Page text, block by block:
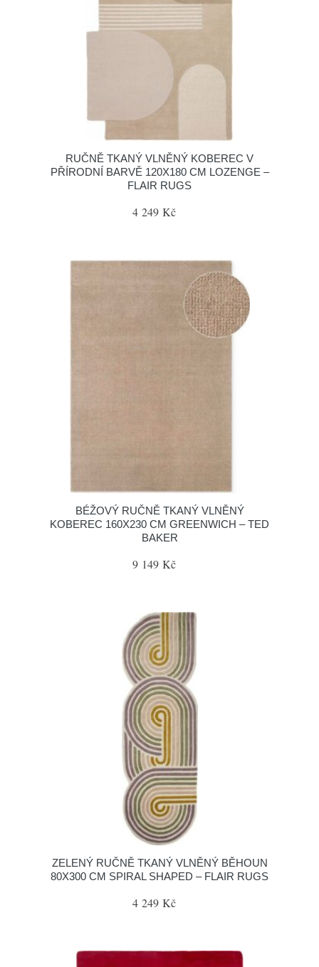
RUČNĚ TKANÝ VLNĚNÝ KOBEREC V
PŘÍRODNÍ BARVĚ 120X180 CM LOZENGE –
FLAIR RUGS
4 249 Kč
BÉŽOVÝ RUČNĚ TKANÝ VLNĚNÝ
KOBEREC 160X230 CM GREENWICH – TED
BAKER
9 149 Kč
ZELENÝ RUČNĚ TKANÝ VLNĚNÝ BĚHOUN
80X300 CM SPIRAL SHAPED – FLAIR RUGS
4 249 Kč